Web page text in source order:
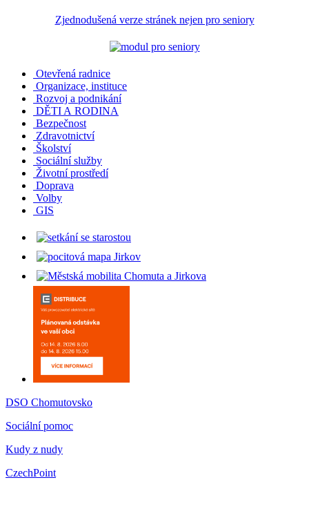
Zjednodušená verze stránek nejen pro seniory
Otevřená radnice
Organizace, instituce
Rozvoj a podnikání
DĚTI A RODINA
Bezpečnost
Zdravotnictví
Školství
Sociální služby
Životní prostředí
Doprava
Volby
GIS
DSO Chomutovsko
Sociální pomoc
Kudy z nudy
CzechPoint